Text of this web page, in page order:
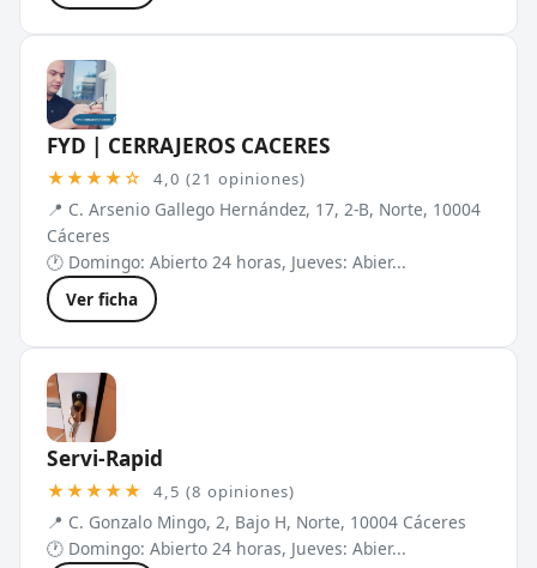
FYD | CERRAJEROS CACERES
★★★★☆ 4,0 (21 opiniones)
📍 C. Arsenio Gallego Hernández, 17, 2-B, Norte, 10004
Cáceres
🕐 Domingo: Abierto 24 horas, Jueves: Abier...
Ver ficha
Servi-Rapid
★★★★★ 4,5 (8 opiniones)
📍 C. Gonzalo Mingo, 2, Bajo H, Norte, 10004 Cáceres
🕐 Domingo: Abierto 24 horas, Jueves: Abier...